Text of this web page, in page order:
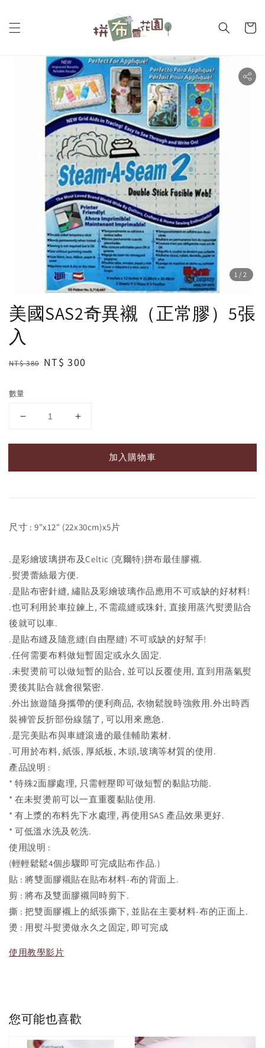
1 /2
美國SAS2奇異襯（正常膠）5張
入
Regular
NT$ 380 Sale
NT$ 300
數量
加入購物車
尺寸 : 9"x12" (22x30cm)x5片
.是彩繪玻璃拼布及Celtic (克爾特)拼布最佳膠襯.
.熨燙蕾絲最方便.
.是貼布密針縫, 繡貼及彩繪玻璃作品應用不可或缺的好材料!
.也可利用於車拉鍊上, 不需疏縫或珠針, 直接用蒸汽熨燙貼合
後就可以車.
.是貼布縫及隨意縫(自由壓縫) 不可或缺的好幫手!
.任何需要布料做短暫固定或永久固定.
.未熨燙前可以做短暫的貼合, 並可以反覆使用, 直到用蒸氣熨
燙後其貼合就會很緊密.
.外出旅遊隨身攜帶的便利商品, 衣物鬆脫時強救用.外出時西
裝褲管反折部份線鬚了, 可以用來應急.
.是完美貼布與車縫滾邊的最佳輔助素材.
.可用於布料, 紙張, 厚紙板, 木頭,玻璃等材質的使用.
產品說明 :
* 特殊2面膠處理, 只需輕壓即可做短暫的黏貼功能.
* 在未熨燙前可以一直重覆黏貼使用.
* 有上漿的布料先下水處理, 再使用SAS 產品效果更好.
* 可低溫水洗及乾洗.
使用說明 :
(輕輕鬆鬆4個步驟即可完成貼布作品.)
貼 : 將雙面膠襯貼在貼布材料-布的背面上.
剪 : 將布及雙面膠襯同時剪下.
撕 : 把雙面膠襯上的紙張撕下, 並貼在主要材料-布的正面上.
燙 : 用熨斗熨燙做永久之固定, 即可完成
使用教學影片
您可能也喜歡